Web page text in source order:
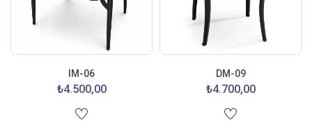
IM-06
₺4.500,00
DM-09
₺4.700,00